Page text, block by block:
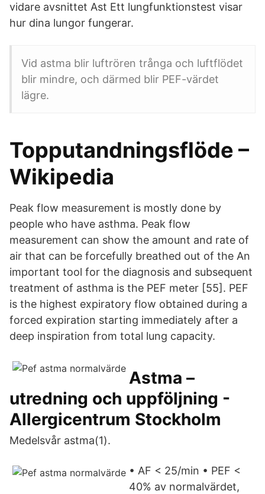
vidare avsnittet Ast Ett lungfunktionstest visar
hur dina lungor fungerar.
Vid astma blir luftrören trånga och luftflödet
blir mindre, och därmed blir PEF-värdet
lägre.
Topputandningsflöde –
Wikipedia
Peak flow measurement is mostly done by
people who have asthma. Peak flow
measurement can show the amount and rate of
air that can be forcefully breathed out of the An
important tool for the diagnosis and subsequent
treatment of asthma is the PEF meter [55]. PEF
is the highest expiratory flow obtained during a
forced expiration starting immediately after a
deep inspiration from total lung capacity.
Astma –
utredning och uppföljning -
Allergicentrum Stockholm
Medelsvår astma(1).
• AF < 25/min • PEF <
40% av normalvärdet,